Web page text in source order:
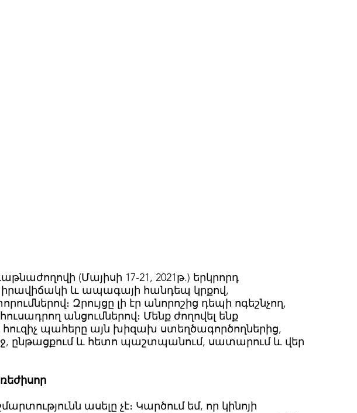
(Մայիսի 17-21, 2021թ.) երկրորդ
իրավիճակի և ապագայի հանդեպ կրքով,
Զրույցը լի էր անորոշից դեպի ոգեշնչող,
անցումներով։ Մենք ժողովել ենք
պահերը այն խիզախ ստեղծագործողներից,
ընթացքում և հետո պաշտպանում, սատարում և վեր
ասելը չէ։ Կարծում եմ, որ կինոյի